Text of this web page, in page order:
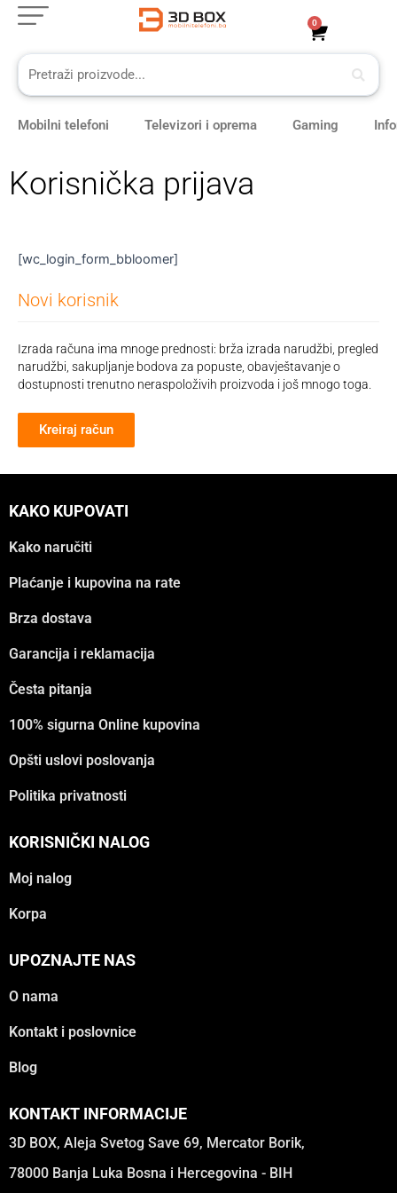
Skip
content
0
Cart
Mobilni telefoni Televizori i oprema Gaming
Korisnička prijava
[wc_login_form_bbloomer]
Izrada računa ima mnoge prednosti: brža izrada narudžbi, pregled
narudžbi, sakupljanje bodova za popuste, obavještavanje o
dostupnosti trenutno neraspoloživih proizvoda i još mnogo toga.
Kreiraj račun
KAKO KUPOVATI
Kako naručiti
Plaćanje i kupovina na rate
Brza dostava
Garancija i reklamacija
Česta pitanja
100% sigurna Online kupovina
Opšti uslovi poslovanja
Politika privatnosti
KORISNIČKI NALOG
Moj nalog
Korpa
UPOZNAJTE NAS
O nama
Kontakt i poslovnice
Blog
KONTAKT INFORMACIJE
3D BOX, Aleja Svetog Save 69, Mercator Borik,
78000 Banja Luka Bosna i Hercegovina - BIH